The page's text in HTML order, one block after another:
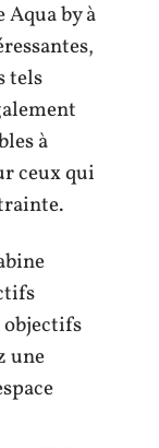
Aqua by à
tels
à
ceux qui
objectifs
une